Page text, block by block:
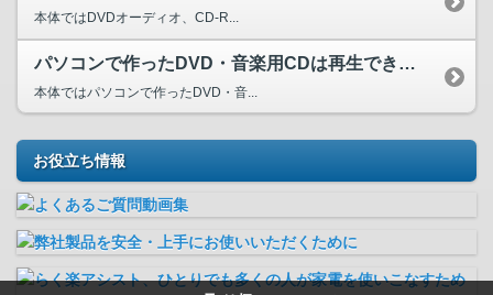
本体ではDVDオーディオ、CD-R...
パソコンで作ったDVD・音楽用CDは再生できますか？
本体ではパソコンで作ったDVD・音...
お役立ち情報